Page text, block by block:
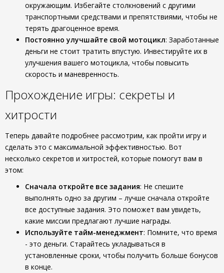
окружающим. Избегайте столкновений с другими
транспортными средствами и препятствиями, чтобы не
терять драгоценное время.
Постоянно улучшайте свой мотоцикл: Заработанные
деньги не стоит тратить впустую. Инвестируйте их в
улучшения вашего мотоцикла, чтобы повысить
скорость и маневренность.
Прохождение игры: секреты и
хитрости
Теперь давайте подробнее рассмотрим, как пройти игру и
сделать это с максимальной эффективностью. Вот
несколько секретов и хитростей, которые помогут вам в
этом:
Сначала откройте все задания: Не спешите
выполнять одно за другим – лучше сначала откройте
все доступные задания. Это поможет вам увидеть,
какие миссии предлагают лучшие награды.
Используйте тайм-менеджмент: Помните, что время
- это деньги. Старайтесь укладываться в
установленные сроки, чтобы получить больше бонусов
в конце.